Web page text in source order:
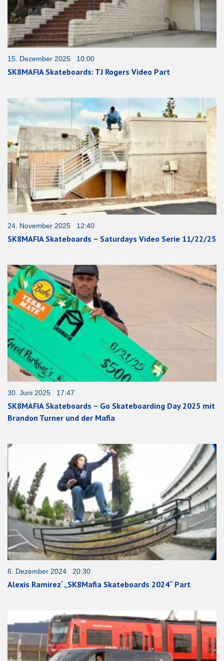
15. Dezember 2025 10:00
SK8MAFIA Skateboards: TJ Rogers Video Part
24. November 2025 12:40
SK8MAFIA Skateboards – Saturdays Video Serie 11/22/25
30. Juni 2025 17:47
SK8MAFIA Skateboards – Go Skateboarding Day 2025 mit
Brandon Turner und der Mafia
6. Dezember 2024 20:30
Alexis Ramirez‘ „SK8Mafia Skateboards 2024“ Part